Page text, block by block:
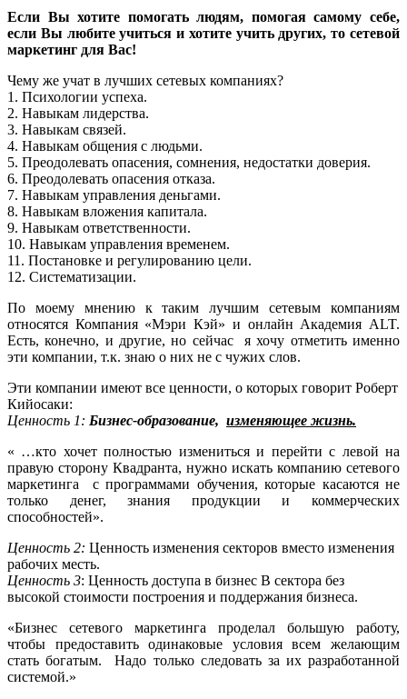
Если Вы хотите помогать людям, помогая самому себе,
если Вы любите учиться и хотите учить других, то сетевой
маркетинг для Вас!
Чему же учат в лучших сетевых компаниях?
1. Психологии успеха.
2. Навыкам лидерства.
3. Навыкам связей.
4. Навыкам общения с людьми.
5. Преодолевать опасения, сомнения, недостатки доверия.
6. Преодолевать опасения отказа.
7. Навыкам управления деньгами.
8. Навыкам вложения капитала.
9. Навыкам ответственности.
10. Навыкам управления временем.
11. Постановке и регулированию цели.
12. Систематизации.
По моему мнению к таким лучшим сетевым компаниям
относятся Компания «Мэри Кэй» и онлайн Академия ALT.
Есть, конечно, и другие, но сейчас я хочу отметить именно
эти компании, т.к. знаю о них не с чужих слов.
Эти компании имеют все ценности, о которых говорит Роберт
Кийосаки:
Ценность 1: Бизнес-образование, изменяющее жизнь.
« …кто хочет полностью измениться и перейти с левой на
правую сторону Квадранта, нужно искать компанию сетевого
маркетинга с программами обучения, которые касаются не
только денег, знания продукции и коммерческих
способностей».
Ценность 2: Ценность изменения секторов вместо изменения
рабочих месть.
Ценность 3: Ценность доступа в бизнес В сектора без
высокой стоимости построения и поддержания бизнеса.
«Бизнес сетевого маркетинга проделал большую работу,
чтобы предоставить одинаковые условия всем желающим
стать богатым. Надо только следовать за их разработанной
системой.»